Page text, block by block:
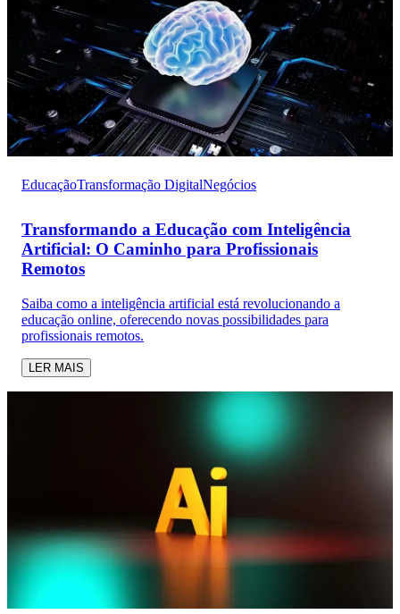
EducaçãoTransformação DigitalNegócios
Transformando a Educação com Inteligência
Artificial: O Caminho para Profissionais
Remotos
Saiba como a inteligência artificial está revolucionando a
educação online, oferecendo novas possibilidades para
profissionais remotos.
LER MAIS